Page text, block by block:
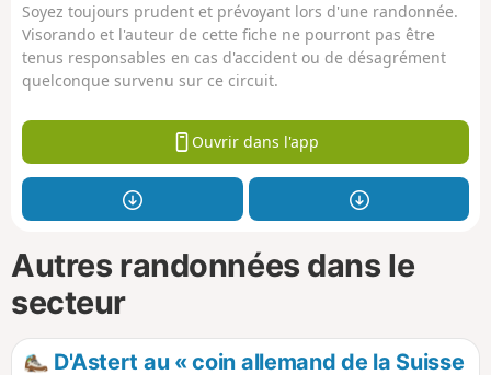
Soyez toujours prudent et prévoyant lors d'une randonnée.
Visorando et l'auteur de cette fiche ne pourront pas être
tenus responsables en cas d'accident ou de désagrément
quelconque survenu sur ce circuit.
Ouvrir dans l'app
Autres randonnées dans le
secteur
D'Astert au « coin allemand de la Suisse